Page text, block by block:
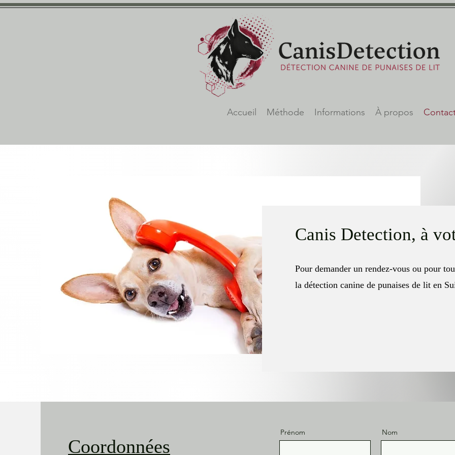
Accueil Méthode Informations À propos
Canis Detection, à
Pour demander un rendez-vous ou pour
la détection canine de punaises de lit en
Coordonnées
Prénom Nom